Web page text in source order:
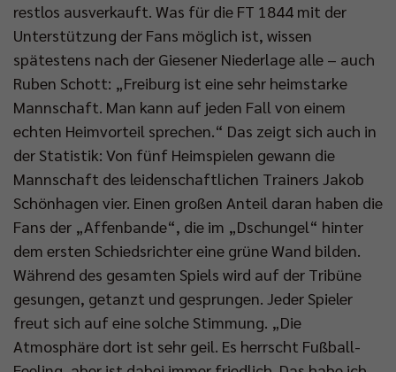
restlos ausverkauft. Was für die FT 1844 mit der
Unterstützung der Fans möglich ist, wissen
spätestens nach der Giesener Niederlage alle – auch
Ruben Schott: „Freiburg ist eine sehr heimstarke
Mannschaft. Man kann auf jeden Fall von einem
echten Heimvorteil sprechen.“ Das zeigt sich auch in
der Statistik: Von fünf Heimspielen gewann die
Mannschaft des leidenschaftlichen Trainers Jakob
Schönhagen vier. Einen großen Anteil daran haben die
Fans der „Affenbande“, die im „Dschungel“ hinter
dem ersten Schiedsrichter eine grüne Wand bilden.
Während des gesamten Spiels wird auf der Tribüne
gesungen, getanzt und gesprungen. Jeder Spieler
freut sich auf eine solche Stimmung. „Die
Atmosphäre dort ist sehr geil. Es herrscht Fußball-